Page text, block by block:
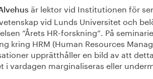
är lektor vid Institutionen för
vid Lunds Universitet och
”Årets HR-forskning”. På
kring HRM (Human Resources
upprätthåller en bild av att
i vardagen marginaliseras eller